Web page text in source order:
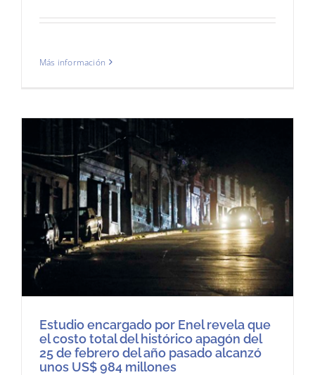
Más información
Estudio encargado por Enel revela que
el costo total del histórico apagón del
25 de febrero del año pasado alcanzó
unos US$ 984 millones